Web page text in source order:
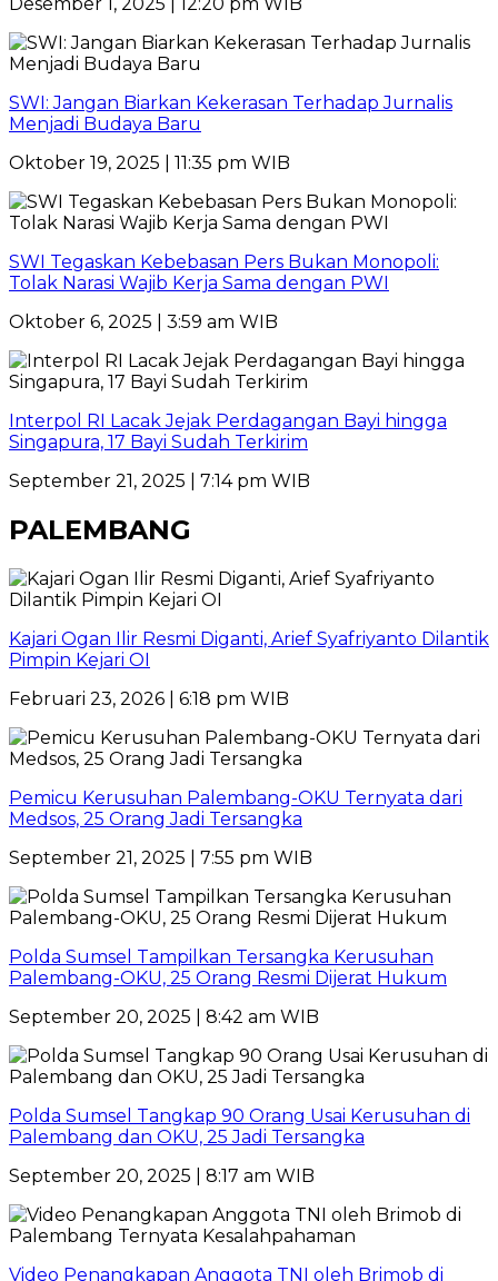
SWI: Jangan Biarkan Kekerasan Terhadap Jurnalis
Menjadi Budaya Baru
Oktober 19, 2025 | 11:35 pm WIB
SWI Tegaskan Kebebasan Pers Bukan Monopoli:
Tolak Narasi Wajib Kerja Sama dengan PWI
Oktober 6, 2025 | 3:59 am WIB
Interpol RI Lacak Jejak Perdagangan Bayi hingga
Singapura, 17 Bayi Sudah Terkirim
September 21, 2025 | 7:14 pm WIB
PALEMBANG
Kajari Ogan Ilir Resmi Diganti, Arief Syafriyanto Dilantik
Pimpin Kejari OI
Februari 23, 2026 | 6:18 pm WIB
Pemicu Kerusuhan Palembang-OKU Ternyata dari
Medsos, 25 Orang Jadi Tersangka
September 21, 2025 | 7:55 pm WIB
Polda Sumsel Tampilkan Tersangka Kerusuhan
Palembang-OKU, 25 Orang Resmi Dijerat Hukum
September 20, 2025 | 8:42 am WIB
Polda Sumsel Tangkap 90 Orang Usai Kerusuhan di
Palembang dan OKU, 25 Jadi Tersangka
September 20, 2025 | 8:17 am WIB
Video Penangkapan Anggota TNI oleh Brimob di